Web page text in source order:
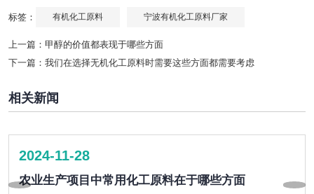
标签： 有机化工原料 宁波有机化工原料厂家
上一篇： 甲醇的价值都表现于哪些方面
下一篇： 我们在选择无机化工原料时需要这些方面都需要考虑
相关新闻
2024-11-28
农业生产项目中常用化工原料在于哪些方面